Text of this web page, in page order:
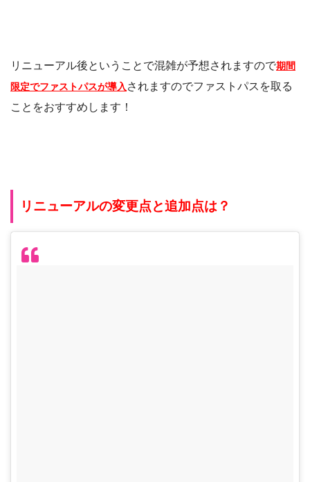
リニューアル後ということで混雑が予想されますので期間
限定でファストパスが導入 されますのでファストパスを取る
ことをおすすめします！
リニューアルの変更点と追加点は？